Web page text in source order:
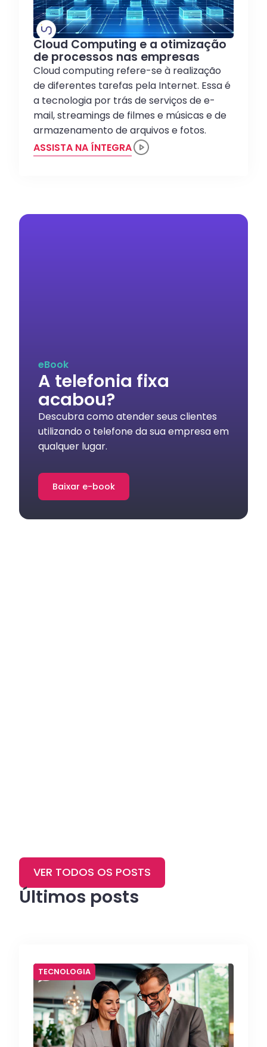
Cloud Computing e a otimização
de processos nas empresas
Cloud computing refere-se à realização
de diferentes tarefas pela Internet. Essa é
a tecnologia por trás de serviços de e-
mail, streamings de filmes e músicas e de
armazenamento de arquivos e fotos.
ASSISTA NA ÍNTEGRA
eBook
A telefonia fixa
acabou?
Descubra como atender seus clientes
utilizando o telefone da sua empresa em
qualquer lugar.
Baixar e-book
Últimos posts
VER TODOS OS POSTS
TECNOLOGIA